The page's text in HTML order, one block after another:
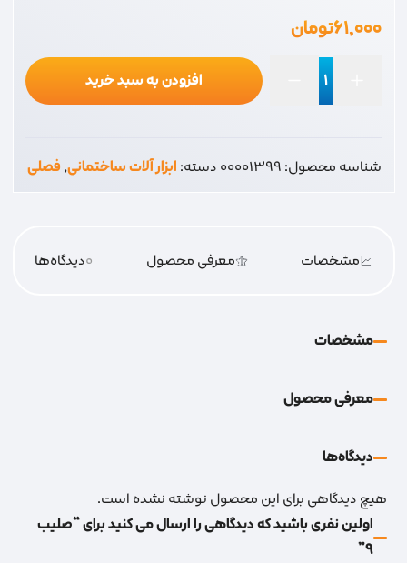
۶۱,۰۰۰تومان
افزودن به سبد خرید
شناسه محصول:00001399دسته:ابزار آلات ساختمانی,فصلی
مشخصات معرفی محصول 0دیدگاه‌‌ها
مشخصات
معرفی محصول
دیدگاه‌‌ها
هیچ دیدگاهی برای این محصول نوشته نشده است.
اولین نفری باشید که دیدگاهی را ارسال می کنید برای “صلیب
9”